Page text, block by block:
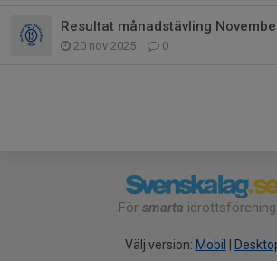
Resultat månadstävling
20 nov 2025 0
För smarta
Välj version: Mobil |